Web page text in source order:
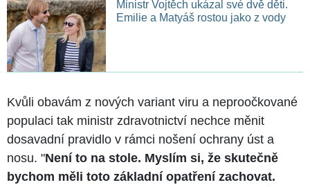
Ministr Vojtěch ukázal své dvě děti.
Emilie a Matyáš rostou jako z vody
Kvůli obavám z nových variant viru a neproočkované
populaci tak ministr zdravotnictví nechce měnit
dosavadní pravidlo v rámci nošení ochrany úst a
nosu. "Není to na stole. Myslím si, že skutečně
bychom měli toto základní opatření zachovat.